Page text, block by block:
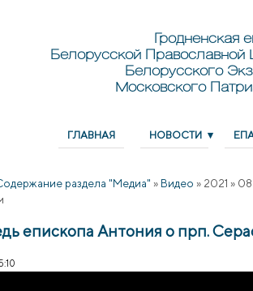
Гродненская
Белорусской Православной
Белорусского
Московского
ГЛАВНАЯ НОВОСТИ
раздела "Медиа" » Видео » 2021 » 08
епископа Антония о прп.